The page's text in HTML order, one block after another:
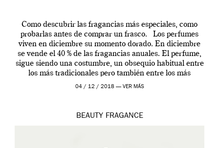
Como descubrir las fragancias más especiales, como
probarlas antes de comprar un frasco. Los perfumes
viven en diciembre su momento dorado. En diciembre
se vende el 40 % de las fragancias anuales. El perfume,
sigue siendo una costumbre, un obsequio habitual entre
los más tradicionales pero también entre los más
modernos. Estos días ha […]
04 / 12 / 2018 — VER MÁS
BEAUTY FRAGANCE